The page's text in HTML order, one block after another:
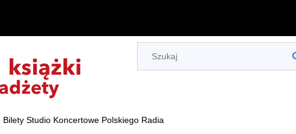
Bilety Studio Koncertowe Polskiego Radia